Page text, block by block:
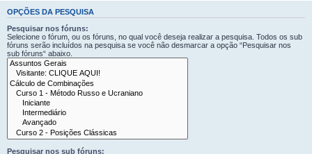
OPÇÕES DA PESQUISA
Pesquisar nos fóruns:
Selecione o fórum, ou os fóruns, no qual você deseja realizar a pesquisa. Todos os sub
fóruns serão incluídos na pesquisa se você não desmarcar a opção “Pesquisar nos
sub fóruns“ abaixo.
Pesquisar nos sub fóruns: